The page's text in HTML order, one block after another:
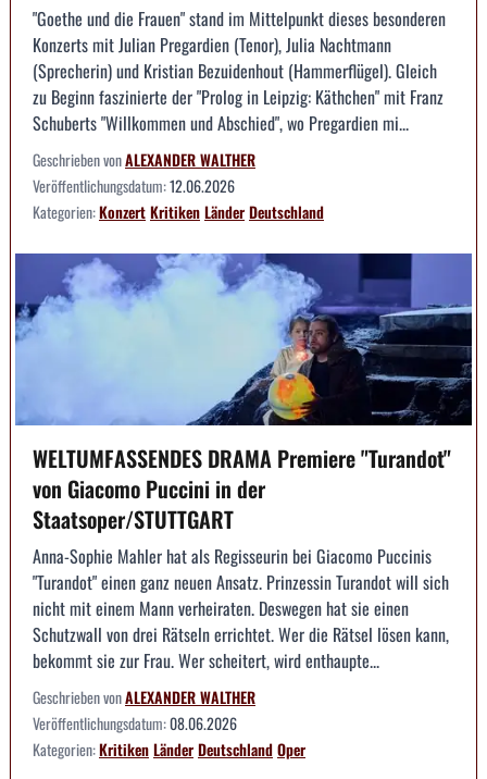
"Goethe und die Frauen" stand im Mittelpunkt dieses besonderen
Konzerts mit Julian Pregardien (Tenor), Julia Nachtmann
(Sprecherin) und Kristian Bezuidenhout (Hammerflügel). Gleich
zu Beginn faszinierte der "Prolog in Leipzig: Käthchen" mit Franz
Schuberts "Willkommen und Abschied", wo Pregardien mi...
Geschrieben vonALEXANDER WALTHER
Veröffentlichungsdatum:12.06.2026
Kategorien:KonzertKritikenLänderDeutschland
WELTUMFASSENDES DRAMA Premiere "Turandot"
von Giacomo Puccini in der
Staatsoper/STUTTGART
Anna-Sophie Mahler hat als Regisseurin bei Giacomo Puccinis
"Turandot" einen ganz neuen Ansatz. Prinzessin Turandot will sich
nicht mit einem Mann verheiraten. Deswegen hat sie einen
Schutzwall von drei Rätseln errichtet. Wer die Rätsel lösen kann,
bekommt sie zur Frau. Wer scheitert, wird enthaupte...
Geschrieben vonALEXANDER WALTHER
Veröffentlichungsdatum:08.06.2026
Kategorien:KritikenLänderDeutschlandOper